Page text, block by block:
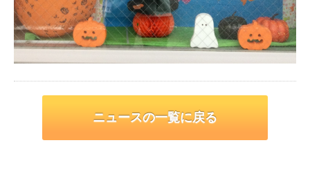
ニュースの一覧に戻る